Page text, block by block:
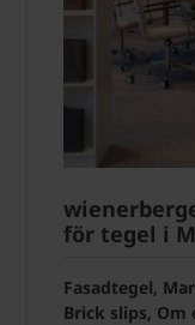
för tegel i
Fasadtegel,
Brick slips, Om